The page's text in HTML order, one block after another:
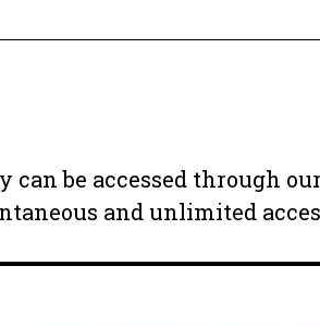
be accessed through
and unlimited